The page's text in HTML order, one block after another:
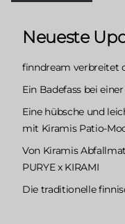
Neueste
finndream verbreitet
Ein Badefass bei
Eine hübsche und
mit Kiramis Patio-
Von Kiramis
PURYE x KIRAMI
Die traditionelle